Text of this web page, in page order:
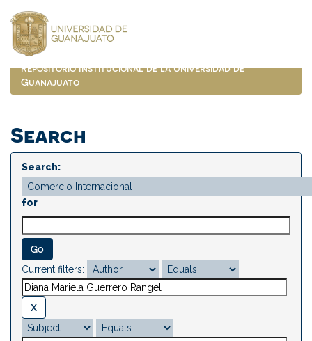
navigation
Repositorio Institucional de la Universidad de
Guanajuato
Search
Search:
for
Current filters: